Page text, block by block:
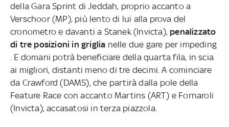
della Gara Sprint di Jeddah, proprio accanto a
Verschoor (MP), più lento di lui alla prova del
cronometro e davanti a Stanek (Invicta), penalizzato
di tre posizioni in griglia nelle due gare per impeding
. E domani potrà beneficiare della quarta fila, in scia
ai migliori, distanti meno di tre decimi. A cominciare
da Crawford (DAMS), che partirà dalla pole della
Feature Race con accanto Martins (ART) e Fornaroli
(Invicta), accasatosi in terza piazzola.